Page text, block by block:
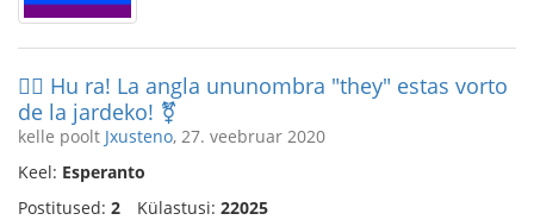
🏳️‍🌈 Hu ra! La angla ununombra "they" estas vorto
de la jardeko! ⚧️
kelle poolt Jxusteno, 27. veebruar 2020
Keel: Esperanto
Postitused: 2 Külastusi: 22025